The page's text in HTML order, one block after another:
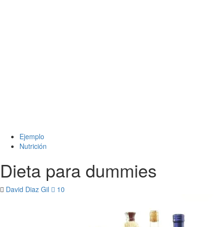
Ejemplo
Nutrición
Dieta para dummies
David Diaz Gil 10